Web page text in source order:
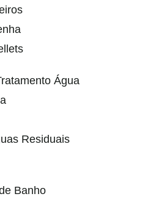
Água
Residuais
Banho